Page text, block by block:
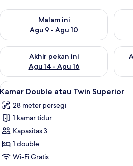
Malam ini
Agu 9 - Agu 10
Periksa ketersediaan untuk malam ini
Akhir pekan ini
Agu 14 - Agu 16
Periksa ketersediaan untuk akhir
Lihat
semua
foto
untuk
Kamar
Double
atau
8
Kamar Double atau Twin Superior
28 meter persegi
1 kamar tidur
Kapasitas 3
1 double
Wi-Fi Gratis